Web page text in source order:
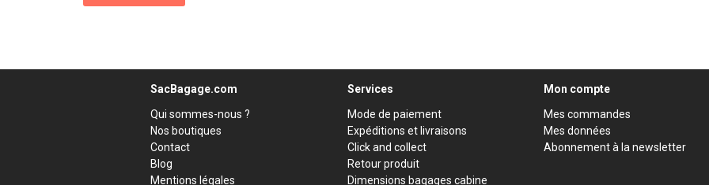
SacBagage.com
Qui sommes-nous ?
Nos boutiques
Contact
Blog
Mentions légales
Services
Mode de paiement
Expéditions et livraisons
Click and collect
Retour produit
Dimensions bagages cabine
Mon compte
Mes commandes
Mes données
Abonnement à la newsletter